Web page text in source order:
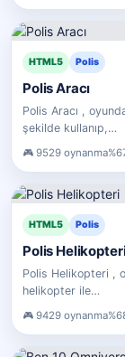
HTML5 Polis
Polis Aracı
Polis Aracı ,
şekilde kullanıp,…
9529 oynanma
HTML5 Polis
Polis
Polis Helikopteri ,
helikopter ile…
9429 oynanma